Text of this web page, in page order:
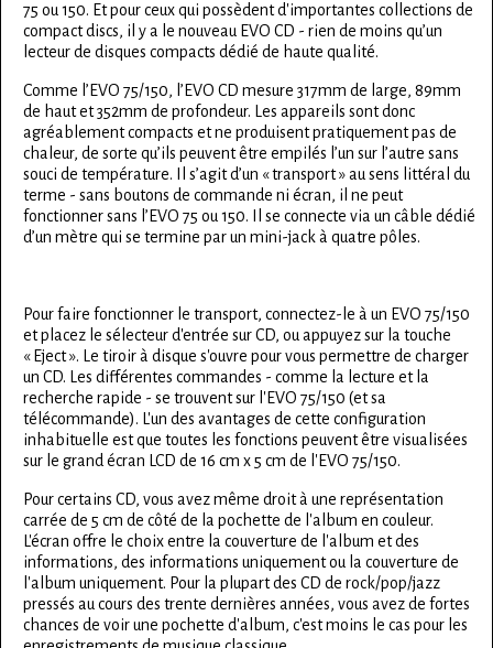
75 ou 150. Et pour ceux qui possèdent d'importantes collections de
compact discs, il y a le nouveau EVO CD - rien de moins qu’un
lecteur de disques compacts dédié de haute qualité.
Comme l’EVO 75/150, l’EVO CD mesure 317mm de large, 89mm
de haut et 352mm de profondeur. Les appareils sont donc
agréablement compacts et ne produisent pratiquement pas de
chaleur, de sorte qu’ils peuvent être empilés l’un sur l’autre sans
souci de température. Il s’agit d’un « transport » au sens littéral du
terme - sans boutons de commande ni écran, il ne peut
fonctionner sans l’EVO 75 ou 150. Il se connecte via un câble dédié
d’un mètre qui se termine par un mini-jack à quatre pôles.
Pour faire fonctionner le transport, connectez-le à un EVO 75/150
et placez le sélecteur d'entrée sur CD, ou appuyez sur la touche
« Eject ». Le tiroir à disque s'ouvre pour vous permettre de charger
un CD. Les différentes commandes - comme la lecture et la
recherche rapide - se trouvent sur l'EVO 75/150 (et sa
télécommande). L'un des avantages de cette configuration
inhabituelle est que toutes les fonctions peuvent être visualisées
sur le grand écran LCD de 16 cm x 5 cm de l'EVO 75/150.
Pour certains CD, vous avez même droit à une représentation
carrée de 5 cm de côté de la pochette de l'album en couleur.
L'écran offre le choix entre la couverture de l'album et des
informations, des informations uniquement ou la couverture de
l'album uniquement. Pour la plupart des CD de rock/pop/jazz
pressés au cours des trente dernières années, vous avez de fortes
chances de voir une pochette d'album, c'est moins le cas pour les